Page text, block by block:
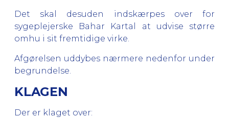
Det skal desuden indskærpes over for
sygeplejerske Bahar Kartal at udvise større
omhu i sit fremtidige virke.
Afgørelsen uddybes nærmere nedenfor under
begrundelse.
KLAGEN
Der er klaget over: